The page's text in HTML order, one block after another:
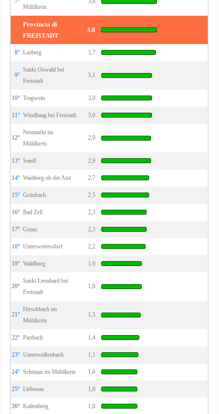
Mühlkreis
Provincia di
FREISTADT
3,8
8° Lasberg 3,7
9°
Sankt Oswald bei
Freistadt
3,1
10° Tragwein 3,0
11° Windhaag bei Freistadt 3,0
12°
Neumarkt im
Mühlkreis
2,9
13° Sandl 2,9
14° Wartberg ob der Aist 2,7
15° Grünbach 2,5
16° Bad Zell 2,3
17° Gutau 2,3
18° Unterweitersdorf 2,2
19° Waldburg 1,6
20°
Sankt Leonhard bei
Freistadt
1,6
21°
Hirschbach im
Mühlkreis
1,5
22° Pierbach 1,4
23° Unterweißenbach 1,1
24° Schönau im Mühlkreis 1,0
25° Liebenau 1,0
26° Kaltenberg 1,0